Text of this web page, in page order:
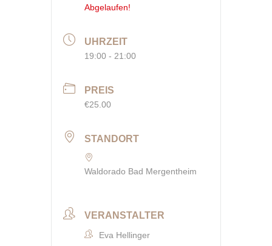
Abgelaufen!
UHRZEIT
19:00 - 21:00
PREIS
€25.00
STANDORT
Waldorado Bad Mergentheim
VERANSTALTER
Eva Hellinger